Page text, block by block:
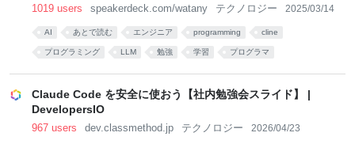
1019 users speakerdeck.com/watany テクノロジー 2025/03/14
AI あとで読む エンジニア programming cline
プログラミング LLM 勉強 学習 プログラマ
Claude Code を安全に使おう【社内勉強会スライド】 |
DevelopersIO
967 users dev.classmethod.jp テクノロジー 2026/04/23